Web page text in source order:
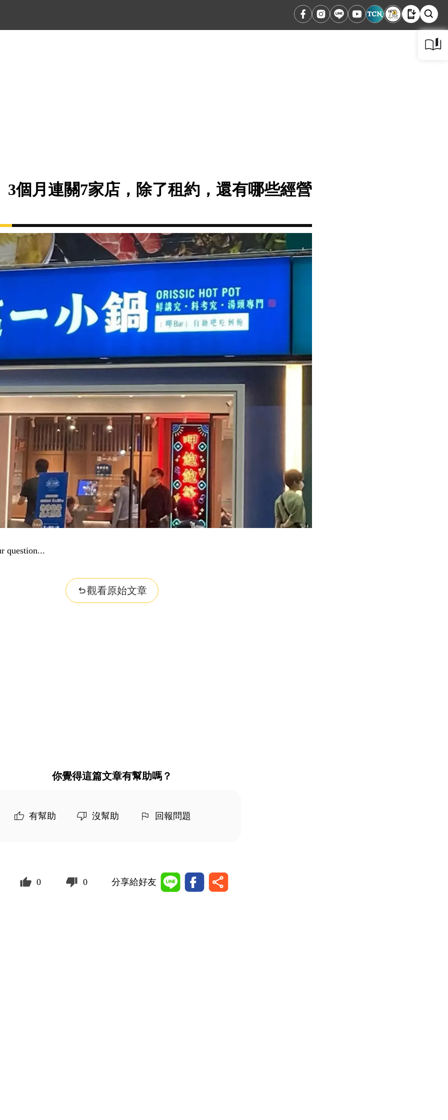
3個月連關7家店，除了租約，還有哪些經營
question...
觀看原始文章
你覺得這篇文章有幫助嗎？
有幫助 沒幫助 回報問題
0 0 分享給好友